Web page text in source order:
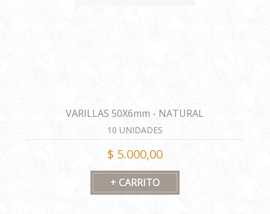
VARILLAS 50X6mm - NATURAL
10 UNIDADES
$ 5.000,00